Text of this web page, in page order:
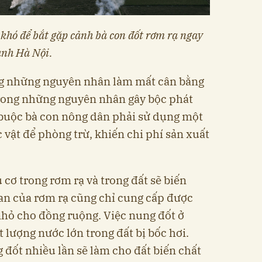
để bắt gặp cảnh bà con đốt rơm rạ ngay
Hà Nội.
nguyên nhân làm mất cân bằng
những nguyên nhân gây bộc phát
bà con nông dân phải sử dụng một
để phòng trừ, khiến chi phí sản xuất
trong rơm rạ và trong đất sẽ biến
của rơm rạ cũng chỉ cung cấp được
cho đồng ruộng. Việc nung đốt ở
lượng nước lớn trong đất bị bốc hơi.
nhiều lần sẽ làm cho đất biến chất